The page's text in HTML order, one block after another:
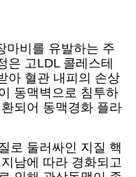
마비를 유발하는 주
은 고LDL 콜레스테
아 혈관 내피의 손상
동맥벽으로 침투하
되어 동맥경화 플라
로 둘러싸인 지질 핵
남에 따라 경화되고